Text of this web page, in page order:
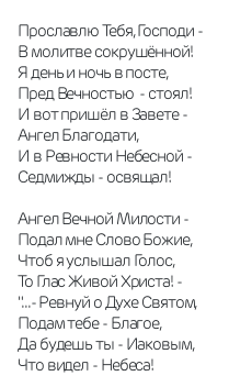
Прославлю Тебя, Господи -
В молитве сокрушённой!
Я день и ночь в посте,
Пред Вечностью  - стоял!
И вот пришёл в Завете -
Ангел Благодати,
И в Ревности Небесной -
Седмижды - освящал!
Ангел Вечной Милости -
Подал мне Слово Божие,
Чтоб я услышал Голос,
То Глас Живой Христа! -
"...- Ревнуй о Духе Святом,
Подам тебе - Благое,
Да будешь ты - Иаковым,
Что видел - Небеса!